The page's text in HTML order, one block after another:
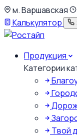
К
основному
содержимому
м. Варшавская
Калькулятор
Продукция
Категории
Твой